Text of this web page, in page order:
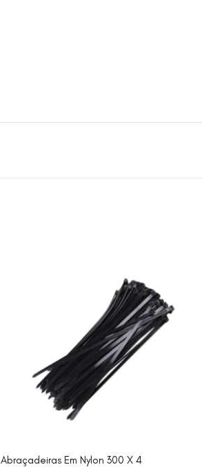
Abraçadeiras Em Nylon 300 X 4